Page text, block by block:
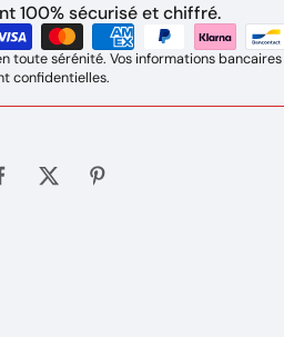
100% sécurisé et chiffré.
toute sérénité. Vos informations
confidentielles.